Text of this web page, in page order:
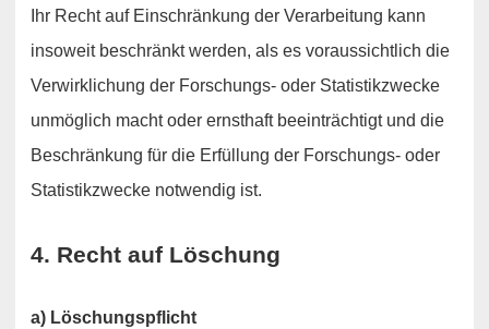
Ihr Recht auf Einschränkung der Verarbeitung kann
insoweit beschränkt werden, als es voraussichtlich die
Verwirklichung der Forschungs- oder Statistikzwecke
unmöglich macht oder ernsthaft beeinträchtigt und die
Beschränkung für die Erfüllung der Forschungs- oder
Statistikzwecke notwendig ist.
4. Recht auf Löschung
a) Löschungspflicht